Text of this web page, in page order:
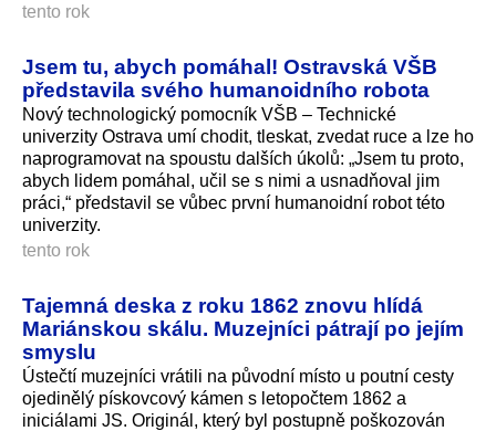
tento rok
Jsem tu, abych pomáhal! Ostravská VŠB
představila svého humanoidního robota
Nový technologický pomocník VŠB – Technické
univerzity Ostrava umí chodit, tleskat, zvedat ruce a lze ho
naprogramovat na spoustu dalších úkolů: „Jsem tu proto,
abych lidem pomáhal, učil se s nimi a usnadňoval jim
práci,“ představil se vůbec první humanoidní robot této
univerzity.
tento rok
Tajemná deska z roku 1862 znovu hlídá
Mariánskou skálu. Muzejníci pátrají po jejím
smyslu
Ústečtí muzejníci vrátili na původní místo u poutní cesty
ojedinělý pískovcový kámen s letopočtem 1862 a
iniciálami JS. Originál, který byl postupně poškozován